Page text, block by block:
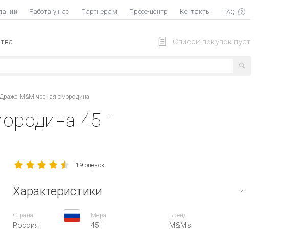
Работа у нас Партнерам Пресс-центр Контакты
Список покупок пуст
Драже M&M черная смородина
45 г
19 оценок
Характеристики
Страна
Россия
Мера
45 г
Бренд
M&M's